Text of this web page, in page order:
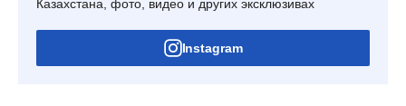
Казахстана, фото, видео и других эксклюзивах
Instagram